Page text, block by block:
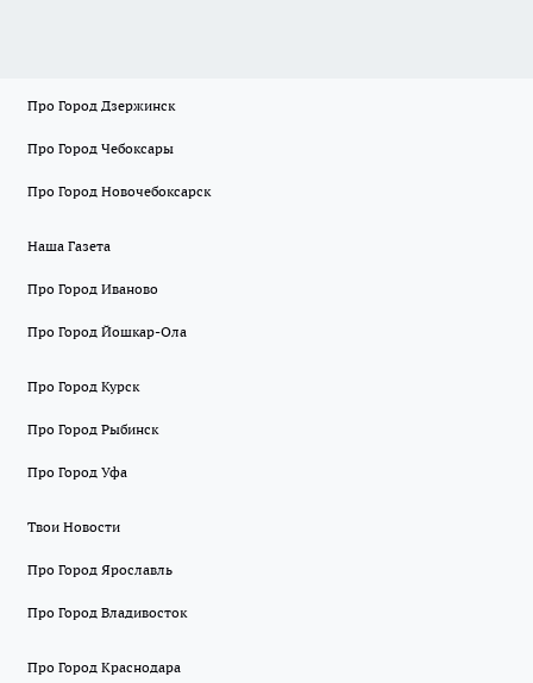
Про Город Дзержинск
Про Город Чебоксары
Про Город Новочебоксарск
Наша Газета
Про Город Иваново
Про Город Йошкар-Ола
Про Город Курск
Про Город Рыбинск
Про Город Уфа
Твои Новости
Про Город Ярославль
Про Город Владивосток
Про Город Краснодара